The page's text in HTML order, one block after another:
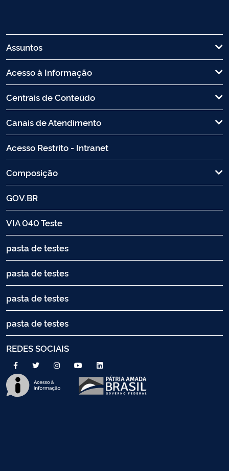
Assuntos
Acesso à Informação
Centrais de Conteúdo
Canais de Atendimento
Acesso Restrito - Intranet
Composição
GOV.BR
VIA 040 Teste
pasta de testes
pasta de testes
pasta de testes
pasta de testes
REDES SOCIAIS